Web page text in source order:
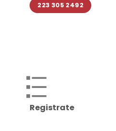
223 305 2492
Registrate